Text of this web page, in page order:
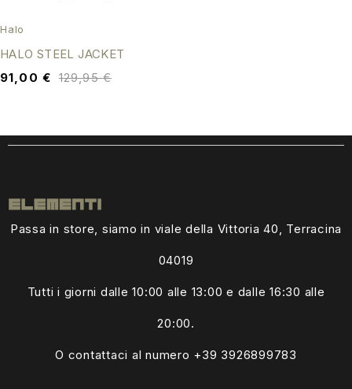
Halo
HALO STEEL JACKET
129,95€
91,00 €
Passa in store, siamo in viale della Vittoria 40, Terracina
04019
Tutti i giorni dalle10:00 alle 13:00 e dalle 16:30 alle
20:00.
O contattaci al numero +39 3926899783